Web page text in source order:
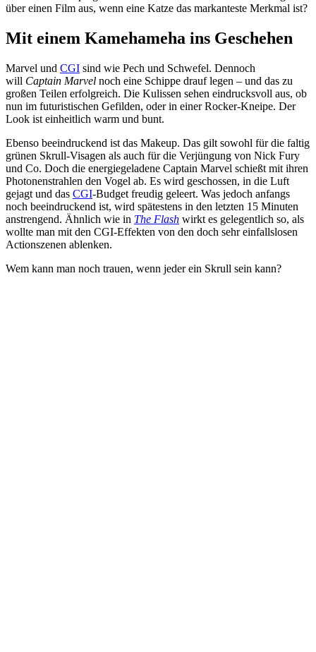
über einen Film aus, wenn eine Katze das markanteste Merkmal ist?
Mit einem Kamehameha ins Geschehen
Marvel und CGI sind wie Pech und Schwefel. Dennoch
will Captain Marvel noch eine Schippe drauf legen – und das zu
großen Teilen erfolgreich. Die Kulissen sehen eindrucksvoll aus, ob
nun im futuristischen Gefilden, oder in einer Rocker-Kneipe. Der
Look ist einheitlich warm und bunt.
Ebenso beeindruckend ist das Makeup. Das gilt sowohl für die faltig
grünen Skrull-Visagen als auch für die Verjüngung von Nick Fury
und Co. Doch die energiegeladene Captain Marvel schießt mit ihren
Photonenstrahlen den Vogel ab. Es wird geschossen, in die Luft
gejagt und das CGI-Budget freudig geleert. Was jedoch anfangs
noch beeindruckend ist, wird spätestens in den letzten 15 Minuten
anstrengend. Ähnlich wie in The Flash wirkt es gelegentlich so, als
wollte man mit den CGI-Effekten von den doch sehr einfallslosen
Actionszenen ablenken.
Wem kann man noch trauen, wenn jeder ein Skrull sein kann?